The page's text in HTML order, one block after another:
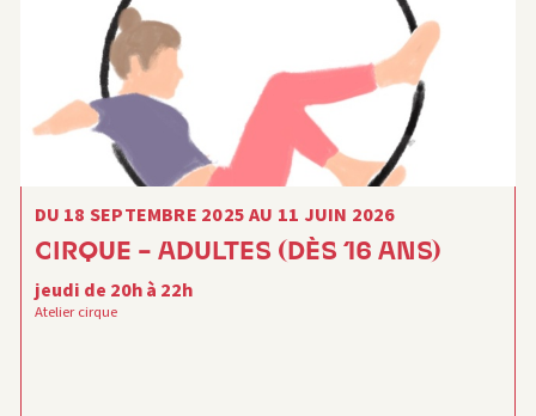
DU 18 SEPTEMBRE 2025 AU 11 JUIN 2026
CIRQUE – ADULTES (DÈS 16 ANS)
jeudi de 20h à 22h
Atelier cirque